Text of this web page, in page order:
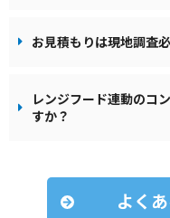
お見積もりは現地調査
レンジフード連動のコ
すか？
よく